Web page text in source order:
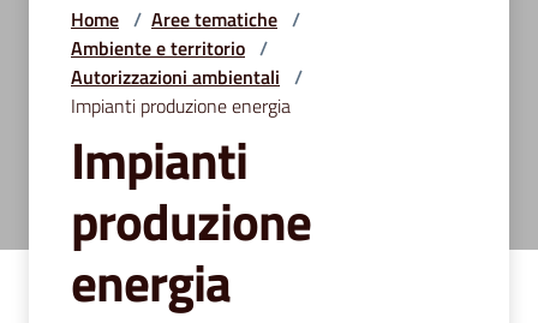
Aree
tematiche
Amministrazione
Servizi
segnalazioni
Home / Aree tematiche /
Ambiente e territorio /
Autorizzazioni ambientali /
Impianti produzione energia
Impianti
produzione
energia